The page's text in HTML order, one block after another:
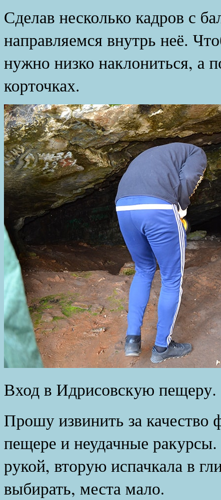
Сделав несколько кадров с
направляемся внутрь неё.
нужно низко наклониться, а
корточках.
Вход в Идрисовскую пещеру.
Прошу извинить за качество
пещере и неудачные
рукой, вторую испачкала в
выбирать, места мало.